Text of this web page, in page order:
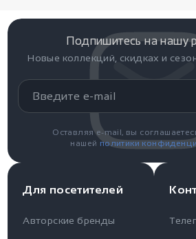
Для посетителей
Авторские бренды
Подпишитесь на нашу
Новые коллекций, скидках и
Оставляя e-mail, вы
нашей политики